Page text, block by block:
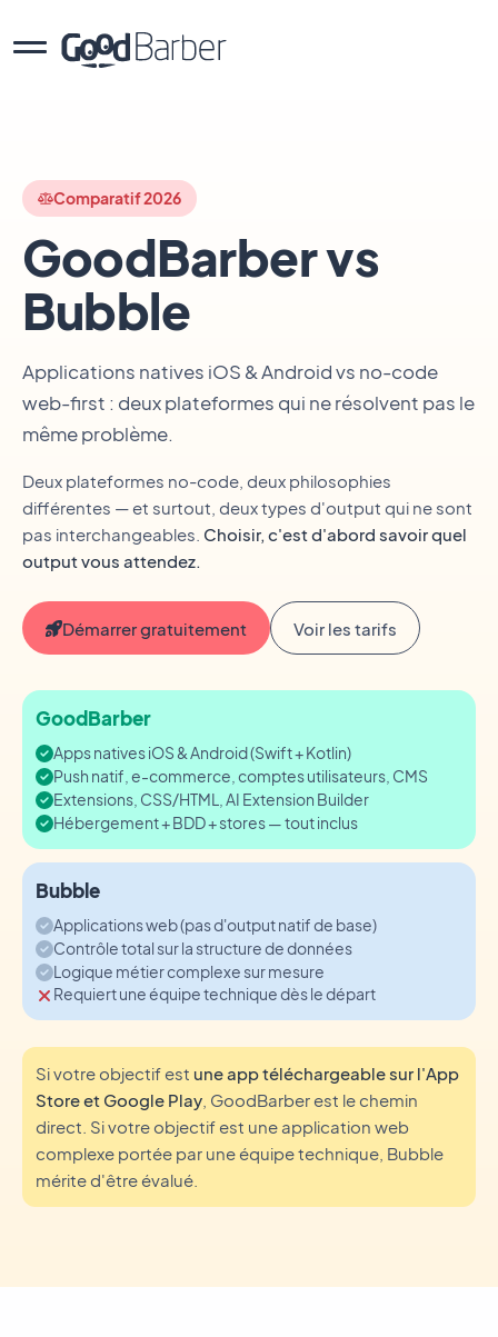
Comparatif 2026
GoodBarber vs
Bubble
Applications natives iOS & Android vs no-code
web-first : deux plateformes qui ne résolvent pas le
même problème.
Deux plateformes no-code, deux philosophies
différentes — et surtout, deux types d'output qui ne sont
pas interchangeables. Choisir, c'est d'abord savoir quel
output vous attendez.
Démarrer gratuitement Voir les tarifs
GoodBarber
Apps natives iOS & Android (Swift + Kotlin)
Push natif, e-commerce, comptes utilisateurs, CMS
Extensions, CSS/HTML, AI Extension Builder
Hébergement + BDD + stores — tout inclus
Bubble
Applications web (pas d'output natif de base)
Contrôle total sur la structure de données
Logique métier complexe sur mesure
Requiert une équipe technique dès le départ
Si votre objectif est une app téléchargeable sur l'App
Store et Google Play , GoodBarber est le chemin
direct. Si votre objectif est une application web
complexe portée par une équipe technique, Bubble
mérite d'être évalué.